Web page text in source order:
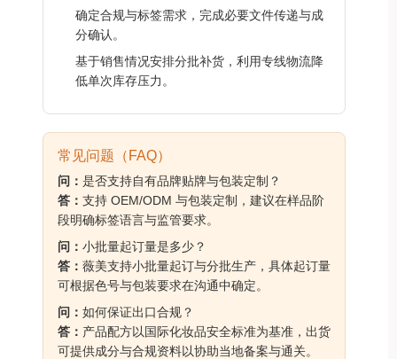
确定合规与标签需求，完成必要文件传递与成
分确认。
基于销售情况安排分批补货，利用专线物流降
低单次库存压力。
常见问题（FAQ）
问： 是否支持自有品牌贴牌与包装定制？
答： 支持 OEM/ODM 与包装定制，建议在样品阶
段明确标签语言与监管要求。
问： 小批量起订量是多少？
答： 薇美支持小批量起订与分批生产，具体起订量
可根据色号与包装要求在沟通中确定。
问： 如何保证出口合规？
答： 产品配方以国际化妆品安全标准为基准，出货
可提供成分与合规资料以协助当地备案与通关。